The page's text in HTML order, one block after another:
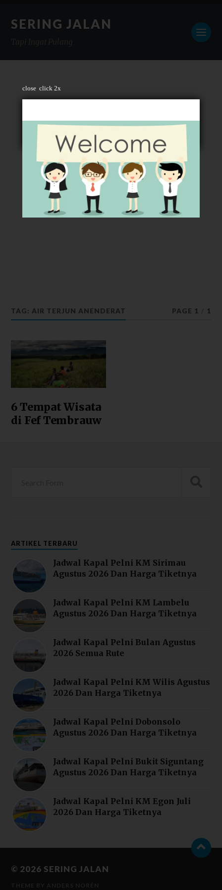
close click 2x
SERING JALAN
TAG: AIR TERJUN ANENDERAT PAGE 1 1
6 Tempat Wisata
di Fef Tembrauw
ARTIKEL TERBARU
Jadwal Kapal Pelni KM Sirimau
Agustus 2026 Dan Harga Tiketnya
Jadwal Kapal Pelni KM Lambelu
Agustus 2026 Dan Harga Tiketnya
Jadwal Kapal Pelni Bulan Agustus
2026 Semua Rute
Jadwal Kapal Pelni KM Wilis Agustus
2026 Dan Harga Tiketnya
Jadwal Kapal Pelni Dobonsolo
Agustus 2026 Dan Harga Tiketnya
Jadwal Kapal Pelni Bukit Siguntang
Agustus 2026 Dan Harga Tiketnya
Jadwal Kapal Pelni KM Egon Juli
2026 Dan Harga Tiketnya
© 2026 SERING JALAN